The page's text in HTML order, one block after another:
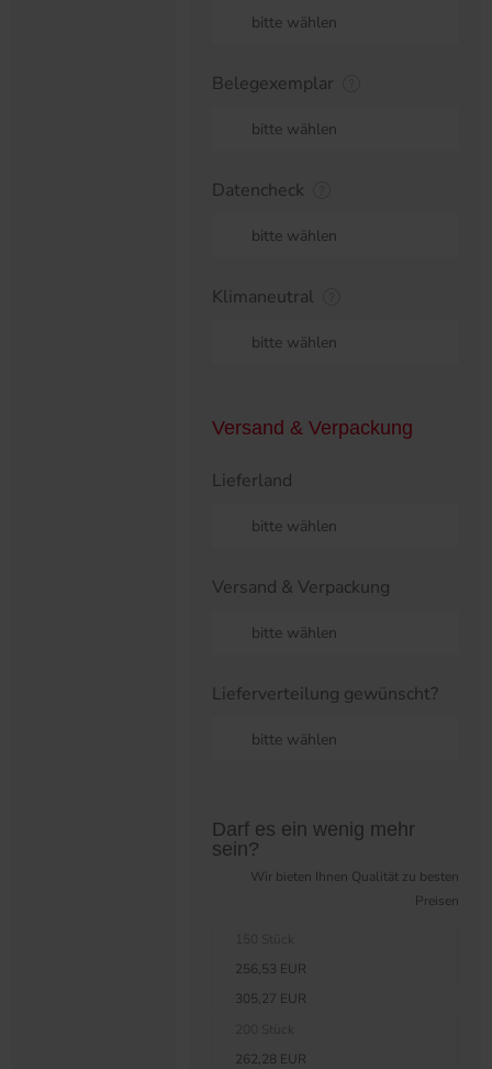
bitte wählen
Belegexemplar
bitte wählen
Datencheck
bitte wählen
Klimaneutral
bitte wählen
Versand & Verpackung
Lieferland
bitte wählen
Versand & Verpackung
bitte wählen
Lieferverteilung gewünscht?
bitte wählen
Darf es ein wenig mehr
sein?
Wir bieten Ihnen Qualität zu besten
Preisen
256,53 EUR
305,27 EUR
262,28 EUR